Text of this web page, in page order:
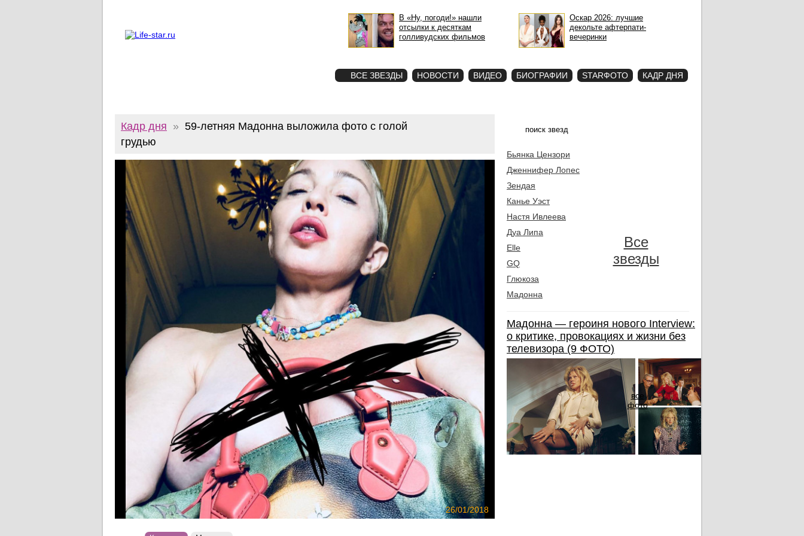
В «Ну, погоди!» нашли
отсылки к десяткам
голливудских фильмов
Оскар 2026: лучшие
декольте афтерпати-
вечеринки
ВСЕ ЗВЕЗДЫ НОВОСТИ ВИДЕО БИОГРАФИИ STARФОТО КАДР ДНЯ
Кадр дня » 59-летняя Мадонна выложила фото с голой
грудью
26/01/2018
Бьянка Цензори
Дженнифер Лопес
Зендая
Канье Уэст
Настя Ивлеева
Дуа Липа
Elle
GQ
Глюкоза
Мадонна
Все
звезды
Мадонна — героиня нового Interview:
о критике, провокациях и жизни без
телевизора (9 ФОТО)
все
фото